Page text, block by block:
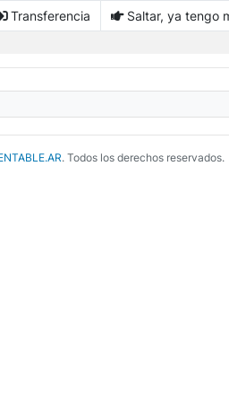
Transferencia Saltar, ya tengo
. Todos los derechos reservados.